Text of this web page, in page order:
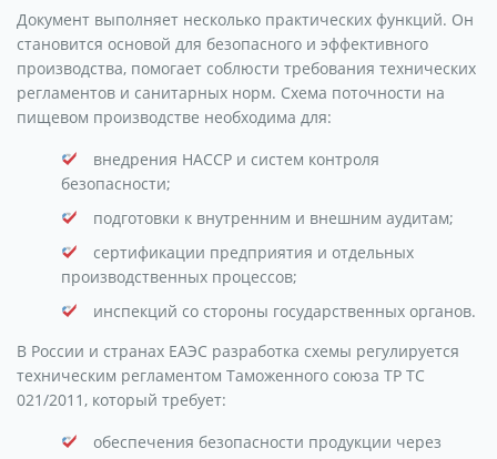
Документ выполняет несколько практических функций. Он
становится основой для безопасного и эффективного
производства, помогает соблюсти требования технических
регламентов и санитарных норм. Схема поточности на
пищевом производстве необходима для:
внедрения HACCP и систем контроля
безопасности;
подготовки к внутренним и внешним аудитам;
сертификации предприятия и отдельных
производственных процессов;
инспекций со стороны государственных органов.
В России и странах ЕАЭС разработка схемы регулируется
техническим регламентом Таможенного союза ТР ТС
021/2011, который требует:
обеспечения безопасности продукции через